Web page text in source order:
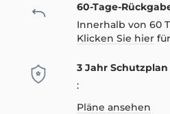
60-Tage-
Innerhalb von 60
Klicken Sie hier
3 Jahr Schutzplan
:
Pläne ansehen